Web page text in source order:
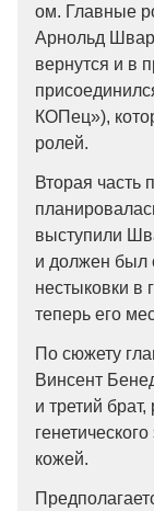
ом. Главные
Арнольд
вернутся и в
КОПец»),
ролей.
Вторая часть
выступили
и должен был
нестыковки в
теперь его
По сюжету
Винсент
и третий
кожей.